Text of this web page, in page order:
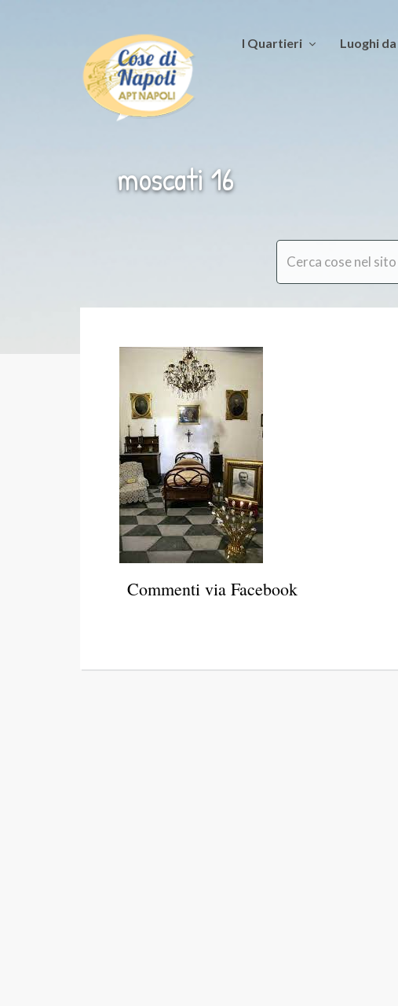
I Quartieri Luoghi
moscati 16
Commenti via Facebook